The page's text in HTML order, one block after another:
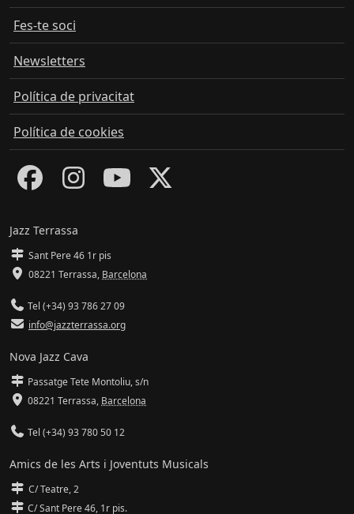
Fes-te soci
Newsletters
Política de privacitat
Política de cookies
Jazz Terrassa
Sant Pere 46 1r pis
08221 Terrassa, Barcelona
Tel (+34) 93 786 27 09
info@jazzterrassa.org
Nova Jazz Cava
Passatge Tete Montoliu, s/n
08221 Terrassa, Barcelona
Tel (+34) 93 780 50 12
Amics de les Arts i Joventuts Musicals
C/ Teatre, 2
C/ Sant Pere 46, 1r pis.